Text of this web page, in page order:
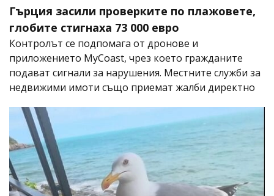
Гърция засили проверките по плажовете,
глобите стигнаха 73 000 евро
Контролът се подпомага от дронове и
приложението MyCoast, чрез което гражданите
подават сигнали за нарушения. Местните служби за
недвижими имоти също приемат жалби директно